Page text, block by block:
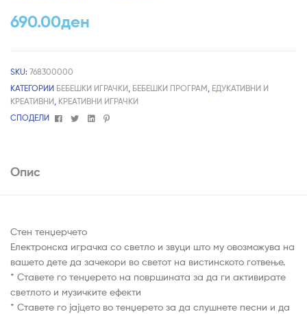
690.00ден
SKU: 768300000
КАТЕГОРИИ БЕБЕШКИ ИГРАЧКИ БЕБЕШКИ ПРОГРАМ ЕДУКАТИВНИ И
КРЕАТИВНИ КРЕАТИВНИ ИГРАЧКИ
СПОДЕЛИ
FacebookTwitterLinkedin
Pinterest
Опис
Стен тенџерчето
Електронска играчка со светло и звуци што му овозможува на
вашето дете да зачекори во светот на вистинското готвење.
* Ставете го тенџерето на површината за да ги активирате
светлото и музичките ефекти
* Ставете го јајцето во тенџерето за да слушнете песни и да